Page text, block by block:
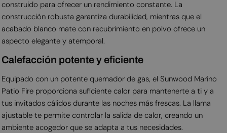
construido para ofrecer un rendimiento constante. La
construcción robusta garantiza durabilidad, mientras que el
acabado blanco mate con recubrimiento en polvo ofrece un
aspecto elegante y atemporal.
Calefacción potente y eficiente
Equipado con un potente quemador de gas, el Sunwood Marino
Patio Fire proporciona suficiente calor para mantenerte a ti y a
tus invitados cálidos durante las noches más frescas. La llama
ajustable te permite controlar la salida de calor, creando un
ambiente acogedor que se adapta a tus necesidades.